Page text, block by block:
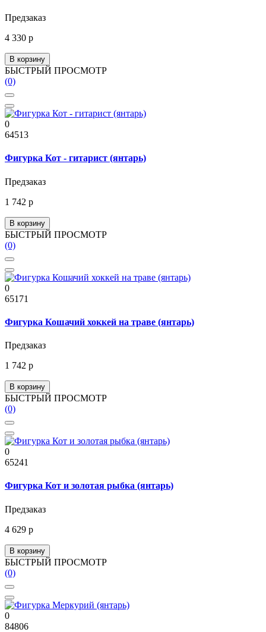
Предзаказ
4 330 р
В корзину
БЫСТРЫЙ ПРОСМОТР
(0)
0
64513
Фигурка Кот - гитарист (янтарь)
Предзаказ
1 742 р
В корзину
БЫСТРЫЙ ПРОСМОТР
(0)
0
65171
Фигурка Кошачий хоккей на траве (янтарь)
Предзаказ
1 742 р
В корзину
БЫСТРЫЙ ПРОСМОТР
(0)
0
65241
Фигурка Кот и золотая рыбка (янтарь)
Предзаказ
4 629 р
В корзину
БЫСТРЫЙ ПРОСМОТР
(0)
0
84806